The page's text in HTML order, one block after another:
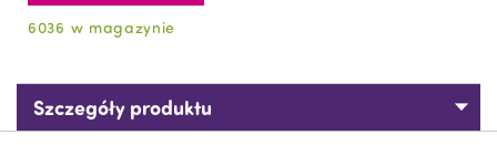
6036 w magazynie
Szczegóły produktu